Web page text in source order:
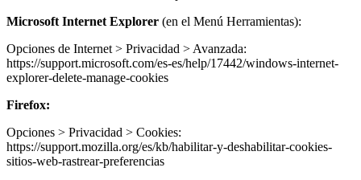
Microsoft Internet Explorer (en el Menú Herramientas):
Opciones de Internet > Privacidad > Avanzada:
https://support.microsoft.com/es-es/help/17442/windows-internet-
explorer-delete-manage-cookies
Firefox:
Opciones > Privacidad > Cookies:
https://support.mozilla.org/es/kb/habilitar-y-deshabilitar-cookies-
sitios-web-rastrear-preferencias